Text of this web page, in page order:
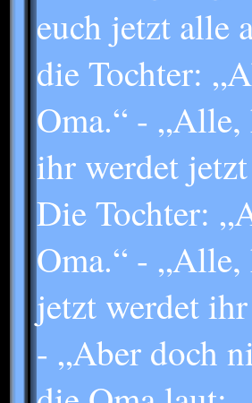
euch jetzt alle
die Tochter:
Oma.“ - „Alle,
ihr werdet
Die Tochter:
Oma.“ - „Alle,
jetzt werdet
- „Aber doch